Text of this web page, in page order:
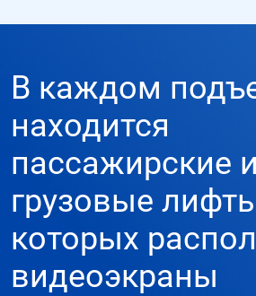
В каждом
находится
пассажирские и
грузовые
которых
видеоэкраны